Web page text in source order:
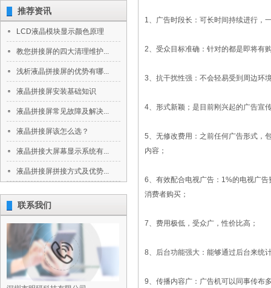
推荐资讯
LCD液晶模块显示颜色原理
教您拼接屏的四大清理维护...
浅析液晶拼接屏的优势有哪...
液晶拼接屏安装基础知识
液晶拼接屏常见故障及解决...
液晶拼接屏该怎么选？
液晶拼接大屏幕显示系统有...
液晶拼接屏拼接方式及优势...
联系我们
1、广告时段长：可长时间持续进行，
2、受众目标准确：针对的都是即将有
3、抗干扰性强：不会轻易受到周边环
4、形式新颖；是目前刚兴起的广告宣
5、无修改费用：之前任何广告形式，
内容；
6、有效配合电视广告：1%的电视广
消费者购买；
7、费用极低，受众广，性价比高；
8、后台功能强大：能够通过后台来统
9、传播内容广：广告机可以同事传布